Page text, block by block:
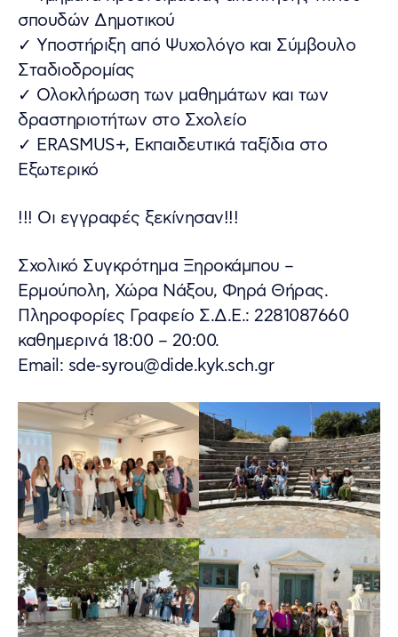
σπουδών Δημοτικού
✓ Υποστήριξη από Ψυχολόγο και Σύμβουλο
Σταδιοδρομίας
✓ Ολοκλήρωση των μαθημάτων και των
δραστηριοτήτων στο Σχολείο
✓ ERASMUS+, Εκπαιδευτικά ταξίδια στο
Εξωτερικό
!!! Οι εγγραφές ξεκίνησαν!!!
Σχολικό Συγκρότημα Ξηροκάμπου –
Ερμούπολη, Χώρα Νάξου, Φηρά Θήρας.
Πληροφορίες Γραφείο Σ.Δ.Ε.: 2281087660
καθημερινά 18:00 – 20:00.
Email: sde-syrou@dide.kyk.sch.gr